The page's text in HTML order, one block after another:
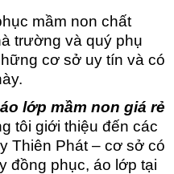
mầm non chất
trường và quý phụ
cơ sở uy tín và có
tôi giới thiệu đến các
Thiên Phát – cơ sở có
đồng phục, áo lớp tại